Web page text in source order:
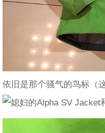
依旧是那个骚气的鸟标（